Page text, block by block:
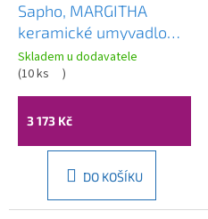
Sapho, MARGITHA
keramické umyvadlo
38x22cm, otvor pro
baterii vpravo, růžová,
MGT38222
Skladem u dodavatele
(10 ks )
3 173 Kč
DO KOŠÍKU